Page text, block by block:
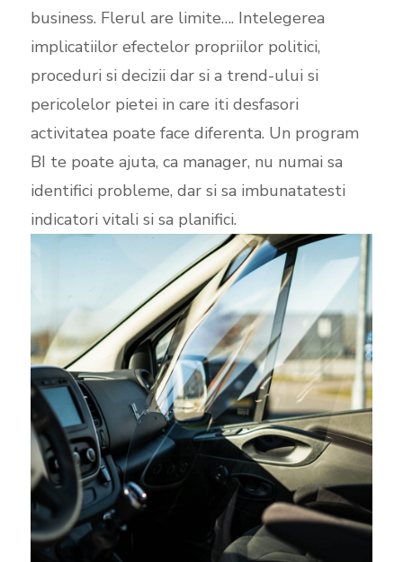
business. Flerul are limite…. Intelegerea
implicatiilor efectelor propriilor politici,
proceduri si decizii dar si a trend-ului si
pericolelor pietei in care iti desfasori
activitatea poate face diferenta. Un program
BI te poate ajuta, ca manager, nu numai sa
identifici probleme, dar si sa imbunatatesti
indicatori vitali si sa planifici.